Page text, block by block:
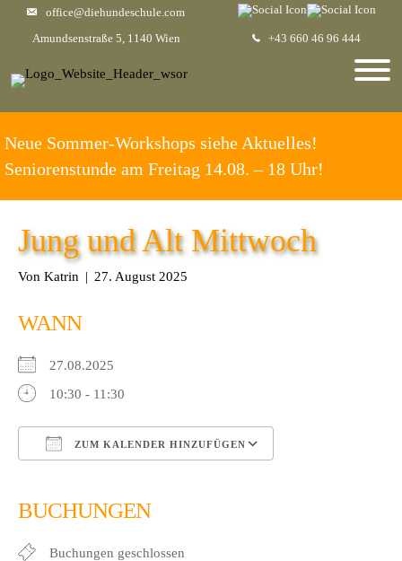
office@diehundeschule.com
+43 660 46 96 444
Amundsenstraße 5, 1140 Wien
Neue Sommer-Workshops siehe Aktuelles!
Seniorenstunde am Freitag 14.08. – 18 Uhr!
Jung und Alt Mittwoch
Von Katrin | 27. August 2025
WANN
27.08.2025
10:30 - 11:30
ZUM KALENDER HINZUFÜGEN
BUCHUNGEN
Buchungen geschlossen